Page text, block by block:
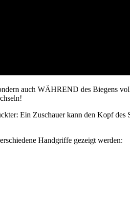
auch WÄHREND des Biegens
Ein Zuschauer kann den Kopf des
Handgriffe gezeigt werden: